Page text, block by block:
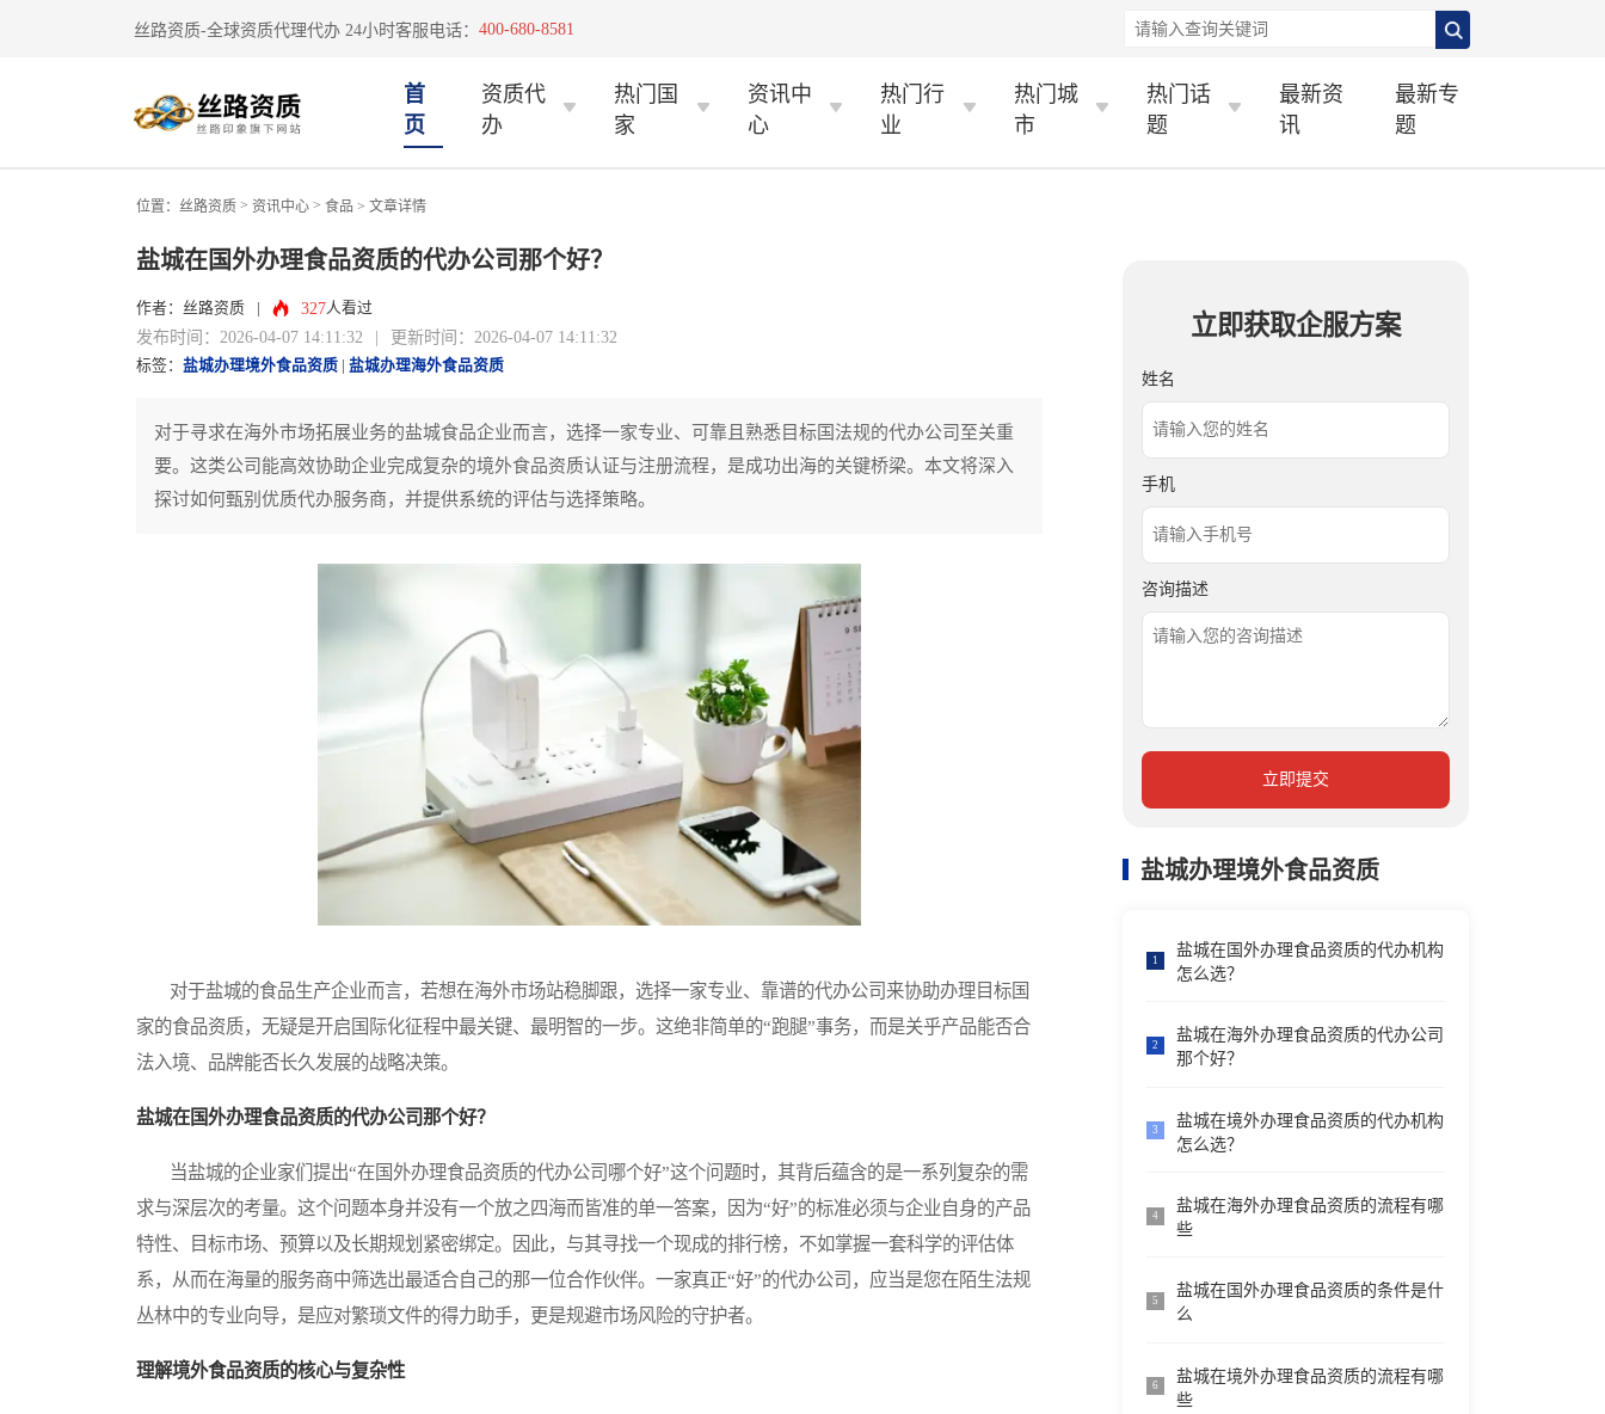
丝路资质-全球资质代理代办 24小时客服电话： 400-680-8581
首
页
资质代
办
热门国
家
资讯中
心
热门行
业
热门城
市
热门话
题
最新资
讯
最新专
题
位置： 丝路资质 > 资讯中心 > 食品 > 文章详情
盐城在国外办理食品资质的代办公司那个好？
作者：丝路资质 327人看过
发布时间：2026-04-07 14:11:32 | 更新时间：2026-04-07 14:11:32
标签： 盐城办理境外食品资质 盐城办理海外食品资质
对于寻求在海外市场拓展业务的盐城食品企业而言，选择一家专业、可靠且熟悉目标国法规的代办公司至关重
要。这类公司能高效协助企业完成复杂的境外食品资质认证与注册流程，是成功出海的关键桥梁。本文将深入
探讨如何甄别优质代办服务商，并提供系统的评估与选择策略。
对于盐城的食品生产企业而言，若想在海外市场站稳脚跟，选择一家专业、靠谱的代办公司来协助办理目标国
家的食品资质，无疑是开启国际化征程中最关键、最明智的一步。这绝非简单的“跑腿”事务，而是关乎产品能否合
法入境、品牌能否长久发展的战略决策。
盐城在国外办理食品资质的代办公司那个好？
当盐城的企业家们提出“在国外办理食品资质的代办公司哪个好”这个问题时，其背后蕴含的是一系列复杂的需
求与深层次的考量。这个问题本身并没有一个放之四海而皆准的单一答案，因为“好”的标准必须与企业自身的产品
特性、目标市场、预算以及长期规划紧密绑定。因此，与其寻找一个现成的排行榜，不如掌握一套科学的评估体
系，从而在海量的服务商中筛选出最适合自己的那一位合作伙伴。一家真正“好”的代办公司，应当是您在陌生法规
丛林中的专业向导，是应对繁琐文件的得力助手，更是规避市场风险的守护者。
理解境外食品资质的核心与复杂性
立即获取企服方案
姓名
手机
咨询描述
立即提交
盐城办理境外食品资质
1
盐城在国外办理食品资质的代办机构
怎么选？
2
盐城在海外办理食品资质的代办公司
那个好？
3
盐城在境外办理食品资质的代办机构
怎么选？
4
盐城在海外办理食品资质的流程有哪
些
5
盐城在国外办理食品资质的条件是什
么
6
盐城在境外办理食品资质的流程有哪
些